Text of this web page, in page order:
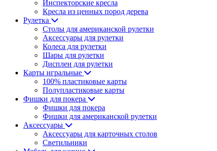
Инспекторские кресла
Кресла из ценных пород дерева
Рулетка
Столы для американской рулетки
Аксессуары для рулетки
Колеса для рулетки
Шары для рулетки
Дисплеи для рулетки
Карты игральные
100% пластиковые карты
Полупластиковые карты
Фишки для покера
Фишки для покера
Фишки для американской рулетки
Аксессуары
Аксессуары для карточных столов
Светильники